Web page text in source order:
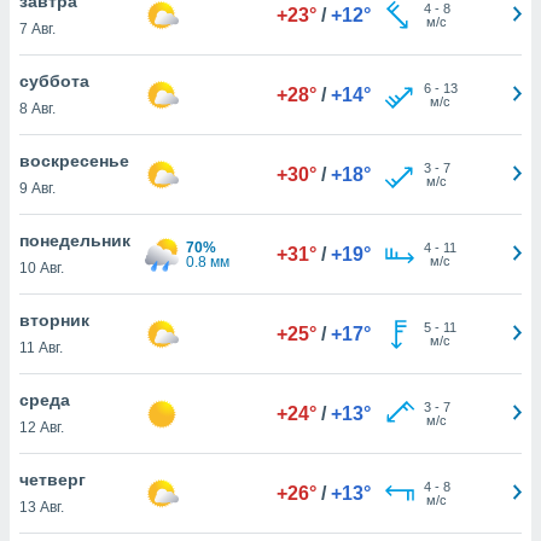
действия
на веб-
основе.
нашей
cookie
в
ВЫ
7 Авг.
+23° / +12° 4- 8
м/с
суббота
8 Авг.
+28° / +14° 6- 13
м/с
воскресенье
9 Авг.
+30° / +18° 3- 7
м/с
понедельник
10 Авг.
70%
0.8 мм
+31° / +19° 4- 11
м/с
вторник
11 Авг.
+25° / +17° 5- 11
м/с
среда
12 Авг.
+24° / +13° 3- 7
м/с
четверг
13 Авг.
+26° / +13° 4- 8
м/с